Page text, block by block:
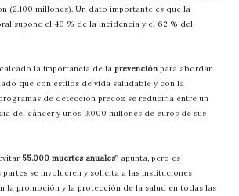
(2.100 millones). Un dato importante es que la
supone el 40 % de la incidencia y el 62 % del
la importancia de la prevención para abordar
que con estilos de vida saludable y con la
de detección precoz se reduciría entre un
del cáncer y unos 9.000 millones de euros de sus
55.000 muertes anuales”, apunta, pero es
se involucren y solicita a las instituciones
la promoción y la protección de la salud en todas las